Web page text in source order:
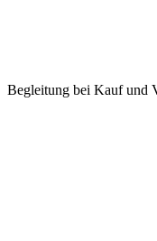
Begleitung bei Kauf und